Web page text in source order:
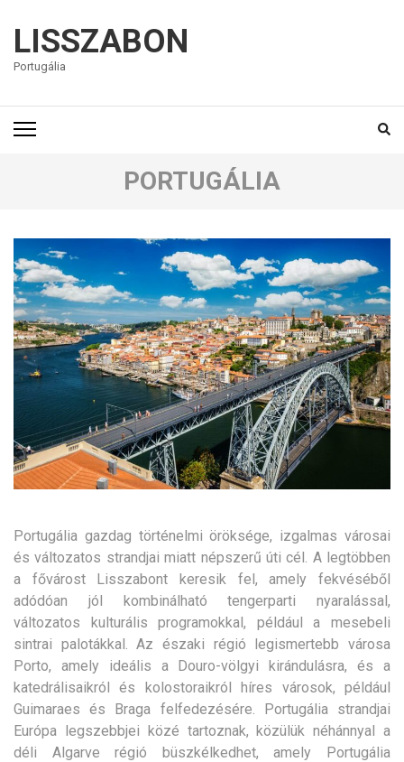
LISSZABON
Portugália
PORTUGÁLIA
Portugália gazdag történelmi öröksége, izgalmas városai
és változatos strandjai miatt népszerű úti cél. A legtöbben
a fővárost Lisszabont keresik fel, amely fekvéséből
adódóan jól kombinálható tengerparti nyaralással,
változatos kulturális programokkal, például a mesebeli
sintrai palotákkal.Az északi régió legismertebb városa
Porto, amely ideális a Douro-völgyi kirándulásra, és a
katedrálisaikról és kolostoraikról híres városok, például
Guimaraes és Braga felfedezésére. Portugália strandjai
Európa legszebbjei közé tartoznak, közülük néhánnyal a
déli Algarve régió büszkélkedhet, amely Portugália